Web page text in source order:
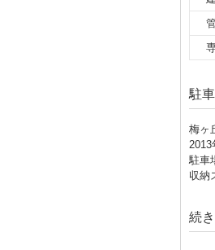
駐
梅ヶ
2013
駐車
収納
続